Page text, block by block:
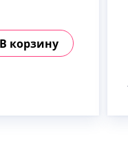
В корзину